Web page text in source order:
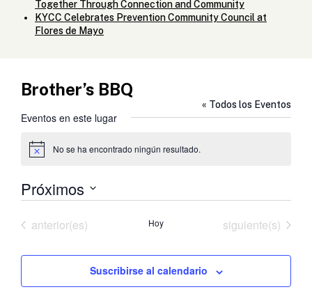
Together Through Connection and Community
KYCC Celebrates Prevention Community Council at
Flores de Mayo
Brother’s BBQ
« Todos los Eventos
Eventos en este lugar
Aviso No se ha encontrado ningún resultado.
Próximos
fecha.
Eventos
anterior(es) Hoy Eventos
siguiente(s)
Suscribirse al calendario